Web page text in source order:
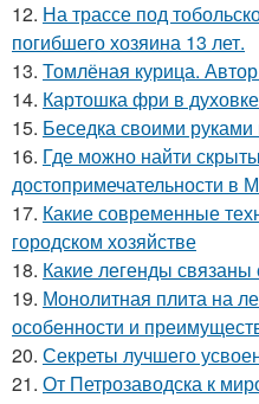
12. На трассе под
погибшего хозяина 13 лет.
13. Томлёная курица.
14. Картошка фри в
15. Беседка своими руками
16. Где можно найти
достопримечательности в
17. Какие современные
городском хозяйстве
18. Какие легенды
19. Монолитная плита на
особенности и
20. Секреты лучшего
21. От Петрозаводска к